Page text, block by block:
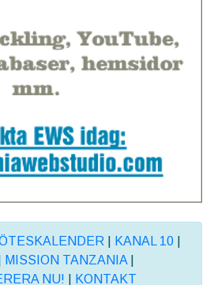
KANAL 10|
MISSION TANZANIA|
NU!
KONTAKT